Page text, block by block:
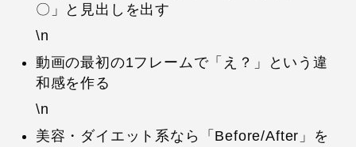
〇」と見出しを出す
\n
動画の最初の1フレームで「え？」という違
和感を作る
\n
美容・ダイエット系なら「Before/After」を